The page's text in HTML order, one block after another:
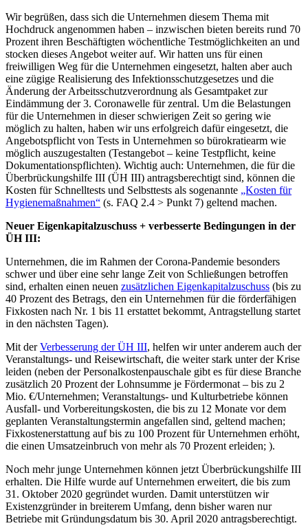
Wir begrüßen, dass sich die Unternehmen diesem Thema mit
Hochdruck angenommen haben – inzwischen bieten bereits rund 70
Prozent ihren Beschäftigten wöchentliche Testmöglichkeiten an und
stocken dieses Angebot weiter auf. Wir hatten uns für einen
freiwilligen Weg für die Unternehmen eingesetzt, halten aber auch
eine zügige Realisierung des Infektionsschutzgesetzes und die
Änderung der Arbeitsschutzverordnung als Gesamtpaket zur
Eindämmung der 3. Coronawelle für zentral. Um die Belastungen
für die Unternehmen in dieser schwierigen Zeit so gering wie
möglich zu halten, haben wir uns erfolgreich dafür eingesetzt, die
Angebotspflicht von Tests in Unternehmen so bürokratiearm wie
möglich auszugestalten (Testangebot – keine Testpflicht, keine
Dokumentationspflichten). Wichtig auch: Unternehmen, die für die
Überbrückungshilfe III (ÜH III) antragsberechtigt sind, können die
Kosten für Schnelltests und Selbsttests als sogenannte „Kosten für
Hygienemaßnahmen“ (s. FAQ 2.4 > Punkt 7) geltend machen.
Neuer Eigenkapitalzuschuss + verbesserte Bedingungen in der
ÜH III:
Unternehmen, die im Rahmen der Corona-Pandemie besonders
schwer und über eine sehr lange Zeit von Schließungen betroffen
sind, erhalten einen neuen zusätzlichen Eigenkapitalzuschuss (bis zu
40 Prozent des Betrags, den ein Unternehmen für die förderfähigen
Fixkosten nach Nr. 1 bis 11 erstattet bekommt, Antragstellung startet
in den nächsten Tagen).
Mit derVerbesserung der ÜH III, helfen wir unter anderem auch der
Veranstaltungs- und Reisewirtschaft, die weiter stark unter der Krise
leiden (neben der Personalkostenpauschale gibt es für diese Branche
zusätzlich 20 Prozent der Lohnsumme je Fördermonat – bis zu 2
Mio. €/Unternehmen; Veranstaltungs- und Kulturbetriebe können
Ausfall- und Vorbereitungskosten, die bis zu 12 Monate vor dem
geplanten Veranstaltungstermin angefallen sind, geltend machen;
Fixkostenerstattung auf bis zu 100 Prozent für Unternehmen erhöht,
die einen Umsatzeinbruch von mehr als 70 Prozent erleiden; ).
Noch mehr junge Unternehmen können jetzt Überbrückungshilfe III
erhalten. Die Hilfe wurde auf Unternehmen erweitert, die bis zum
31. Oktober 2020 gegründet wurden. Damit unterstützen wir
Existenzgründer in breiterem Umfang, denn bisher waren nur
Betriebe mit Gründungsdatum bis 30. April 2020 antragsberechtigt.